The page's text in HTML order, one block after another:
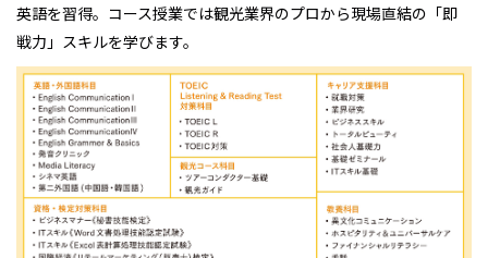
英語を習得。コース授業では観光業界のプロから現場直結の「即
戦力」スキルを学びます。